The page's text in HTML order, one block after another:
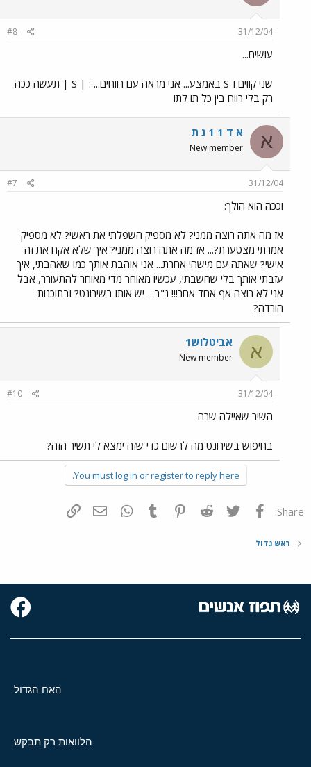
31/12/04
#8
עושים...
שני קווים ו-S באמצע... אני מראה עם רווחים... : | S | תעשה ככה
רק בלי רווח בין כל תו לתו
א א ד 1 1 נ ת
New member
31/12/04
#7
וככה הוא הולך:
אז מה אתה רוצה ממני? לא מספיק השפלתי את ראשי? לא מספיק
אמרתי מצטערת?... אז מה אתה רוצה ממני? איך שלא אקח את זה
אישי? שאתה עם מישהי אחרת... אני אוהבת אותך כמו שאהבתי, איך
עזבתי אותך בלי שחשבתי, עכשיו מאוחר מדי מאוחר להתעורר, אבל
אני לא רוצה אף אחד אחר!!! נ"ב - יש אותו בשירונט? ובתוכנות
הורדה?
א אביטלוש1
New member
31/12/04
#10
השיר שאיילה שרה
בחיפוש בשירונט מה לרשום כדי שזה ימצא לי תשיר הזה?
You must log in or register to reply here.
Share: פייסבוק Twitter
Reddit
Pinterest
Tumblr
WhatsAppדואר אלקטרוני
ראש גדול
האח הגדול
הלוואות רק תבקש